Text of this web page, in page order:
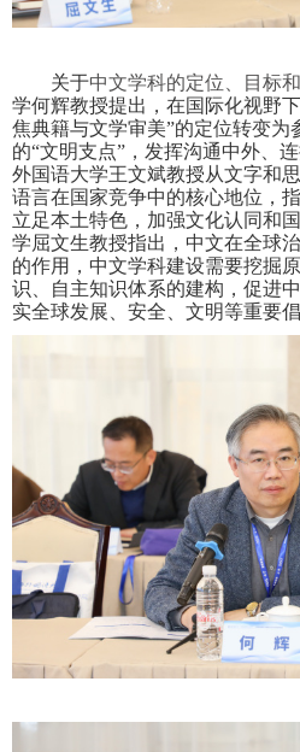
关于中文学科的定位、目标
学何辉教授提出，在国际化视野
焦典籍与文学审美”的定位转变为
的“文明支点”，发挥沟通中外、
外国语大学王文斌教授从文字和
语言在国家竞争中的核心地位，
立足本土特色，加强文化认同和
学屈文生教授指出，中文在全球
的作用，中文学科建设需要挖掘
识、自主知识体系的建构，促进
实全球发展、安全、文明等重要倡